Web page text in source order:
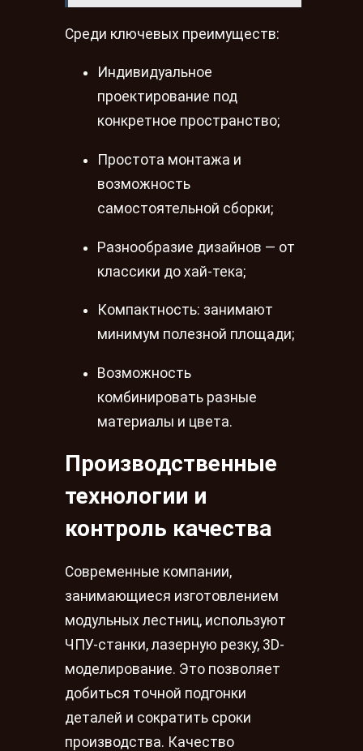
Среди ключевых преимуществ:
Индивидуальное
проектирование под
конкретное пространство;
Простота монтажа и
возможность
самостоятельной сборки;
Разнообразие дизайнов — от
классики до хай-тека;
Компактность: занимают
минимум полезной площади;
Возможность
комбинировать разные
материалы и цвета.
Производственные
технологии и
контроль качества
Современные компании,
занимающиеся изготовлением
модульных лестниц, используют
ЧПУ-станки, лазерную резку, 3D-
моделирование. Это позволяет
добиться точной подгонки
деталей и сократить сроки
производства. Качество